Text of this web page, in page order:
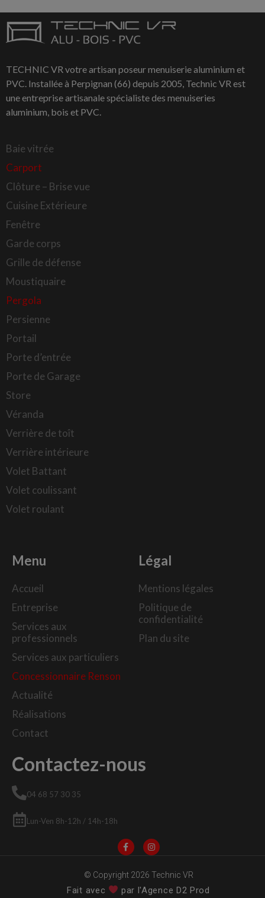
TECHNIC VR votre artisan poseur menuiserie aluminium et
PVC. Installée à Perpignan (66) depuis 2005, Technic VR est
une entreprise artisanale spécialiste des menuiseries
aluminium, bois et PVC.
Baie vitrée
Carport
Clôture – Brise vue
Cuisine Extérieure
Fenêtre
Garde corps
Grille de défense
Moustiquaire
Pergola
Persienne
Portail
Porte d’entrée
Porte de Garage
Store
Véranda
Verrière de toît
Verrière intérieure
Volet Battant
Volet coulissant
Volet roulant
Menu
Accueil
Entreprise
Services aux
professionnels
Services aux particuliers
Concessionnaire Renson
Actualité
Réalisations
Contact
Légal
Mentions légales
Politique de
confidentialité
Plan du site
Contactez-nous
04 68 57 30 35
Lun-Ven 8h-12h / 14h-18h
© Copyright 2026 Technic VR
Fait avec par l'Agence D2 Prod